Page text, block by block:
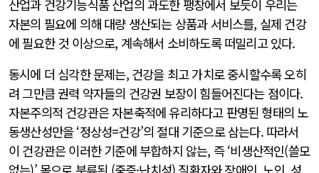
산업과 건강기능식품 산업의 과도한 팽창에서 보듯이 우리는
자본의 필요에 의해 대량 생산되는 상품과 서비스를, 실제 건강
에 필요한 것 이상으로, 계속해서 소비하도록 떠밀리고 있다.
동시에 더 심각한 문제는, 건강을 최고 가치로 중시할수록 오히
려 그만큼 권력 약자들의 건강권 보장이 힘들어진다는 점이다.
자본주의적 건강관은 자본축적에 유리하다고 판명된 형태의 노
동생산성만을 ‘정상성=건강’의 절대 기준으로 삼는다. 따라서
이 건강관은 이러한 기준에 부합하지 않는, 즉 ‘비생산적인(쓸모